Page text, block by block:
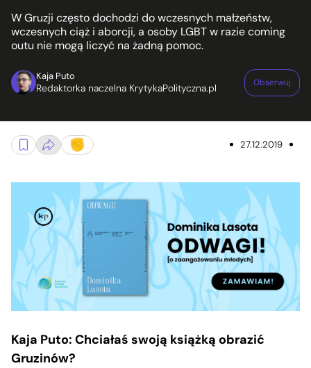
W Gruzji często dochodzi do wczesnych małżeństw,
wczesnych ciąż i aborcji, a osoby LGBT w razie coming
outu nie mogą liczyć na żadną pomoc.
Kaja Puto
Redaktorka naczelna KrytykaPolityczna.pl Obserwuj
27.12.2019
Kaja Puto: Chciałaś swoją książką obrazić
Gruzinów?